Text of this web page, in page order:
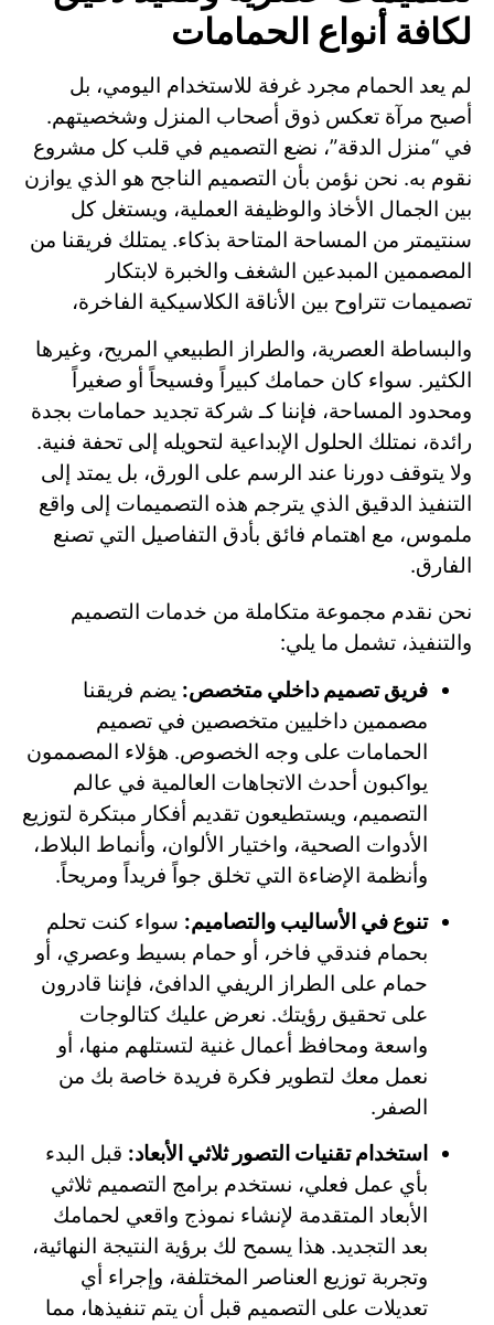
لكافة أنواع الحمامات
لم يعد الحمام مجرد غرفة للاستخدام اليومي، بل
أصبح مرآة تعكس ذوق أصحاب المنزل وشخصيتهم.
في “منزل الدقة”، نضع التصميم في قلب كل مشروع
نقوم به. نحن نؤمن بأن التصميم الناجح هو الذي يوازن
بين الجمال الأخاذ والوظيفة العملية، ويستغل كل
سنتيمتر من المساحة المتاحة بذكاء. يمتلك فريقنا من
المصممين المبدعين الشغف والخبرة لابتكار
تصميمات تتراوح بين الأناقة الكلاسيكية الفاخرة،
والبساطة العصرية، والطراز الطبيعي المريح، وغيرها
الكثير. سواء كان حمامك كبيراً وفسيحاً أو صغيراً
ومحدود المساحة، فإننا كـ شركة تجديد حمامات بجدة
رائدة، نمتلك الحلول الإبداعية لتحويله إلى تحفة فنية.
ولا يتوقف دورنا عند الرسم على الورق، بل يمتد إلى
التنفيذ الدقيق الذي يترجم هذه التصميمات إلى واقع
ملموس، مع اهتمام فائق بأدق التفاصيل التي تصنع
الفارق.
نحن نقدم مجموعة متكاملة من خدمات التصميم
والتنفيذ، تشمل ما يلي:
فريق تصميم داخلي متخصص: يضم فريقنا
مصممين داخليين متخصصين في تصميم
الحمامات على وجه الخصوص. هؤلاء المصممون
يواكبون أحدث الاتجاهات العالمية في عالم
التصميم، ويستطيعون تقديم أفكار مبتكرة لتوزيع
الأدوات الصحية، واختيار الألوان، وأنماط البلاط،
وأنظمة الإضاءة التي تخلق جواً فريداً ومريحاً.
تنوع في الأساليب والتصاميم: سواء كنت تحلم
بحمام فندقي فاخر، أو حمام بسيط وعصري، أو
حمام على الطراز الريفي الدافئ، فإننا قادرون
على تحقيق رؤيتك. نعرض عليك كتالوجات
واسعة ومحافظ أعمال غنية لتستلهم منها، أو
نعمل معك لتطوير فكرة فريدة خاصة بك من
الصفر.
استخدام تقنيات التصور ثلاثي الأبعاد: قبل البدء
بأي عمل فعلي، نستخدم برامج التصميم ثلاثي
الأبعاد المتقدمة لإنشاء نموذج واقعي لحمامك
بعد التجديد. هذا يسمح لك برؤية النتيجة النهائية،
وتجربة توزيع العناصر المختلفة، وإجراء أي
تعديلات على التصميم قبل أن يتم تنفيذها، مما